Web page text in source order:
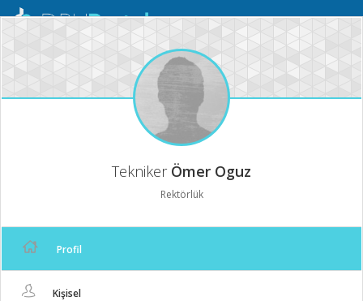
Mobil
Tekniker Ömer Oguz
Rektörlük
Profil
Kişisel